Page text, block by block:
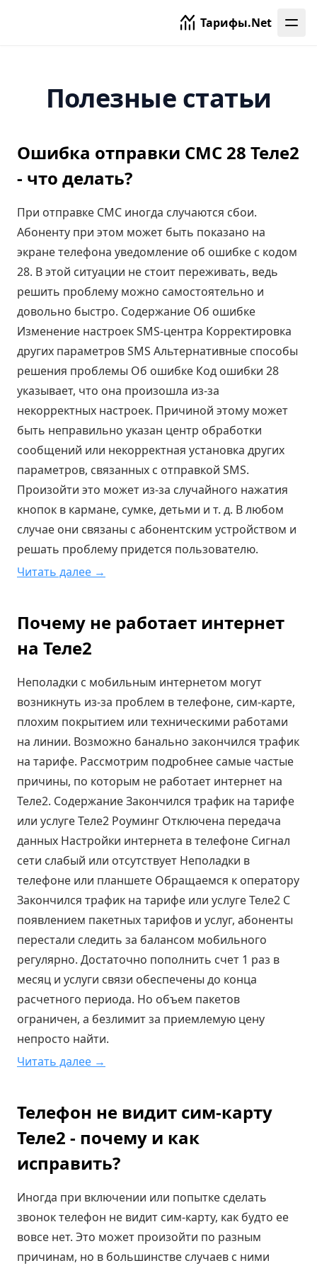
Тарифы.Net
Полезные статьи
Ошибка отправки СМС 28 Теле2
- что делать?
При отправке СМС иногда случаются сбои.
Абоненту при этом может быть показано на
экране телефона уведомление об ошибке с кодом
28. В этой ситуации не стоит переживать, ведь
решить проблему можно самостоятельно и
довольно быстро. Содержание Об ошибке
Изменение настроек SMS-центра Корректировка
других параметров SMS Альтернативные способы
решения проблемы Об ошибке Код ошибки 28
указывает, что она произошла из-за
некорректных настроек. Причиной этому может
быть неправильно указан центр обработки
сообщений или некорректная установка других
параметров, связанных с отправкой SMS.
Произойти это может из-за случайного нажатия
кнопок в кармане, сумке, детьми и т. д. В любом
случае они связаны с абонентским устройством и
решать проблему придется пользователю.
Читать далее →
Почему не работает интернет
на Теле2
Неполадки с мобильным интернетом могут
возникнуть из-за проблем в телефоне, сим-карте,
плохим покрытием или техническими работами
на линии. Возможно банально закончился трафик
на тарифе. Рассмотрим подробнее самые частые
причины, по которым не работает интернет на
Теле2. Содержание Закончился трафик на тарифе
или услуге Теле2 Роуминг Отключена передача
данных Настройки интернета в телефоне Сигнал
сети слабый или отсутствует Неполадки в
телефоне или планшете Обращаемся к оператору
Закончился трафик на тарифе или услуге Теле2 С
появлением пакетных тарифов и услуг, абоненты
перестали следить за балансом мобильного
регулярно. Достаточно пополнить счет 1 раз в
месяц и услуги связи обеспечены до конца
расчетного периода. Но объем пакетов
ограничен, а безлимит за приемлемую цену
непросто найти.
Читать далее →
Телефон не видит сим-карту
Теле2 - почему и как
исправить?
Иногда при включении или попытке сделать
звонок телефон не видит сим-карту, как будто ее
вовсе нет. Это может произойти по разным
причинам, но в большинстве случаев с ними